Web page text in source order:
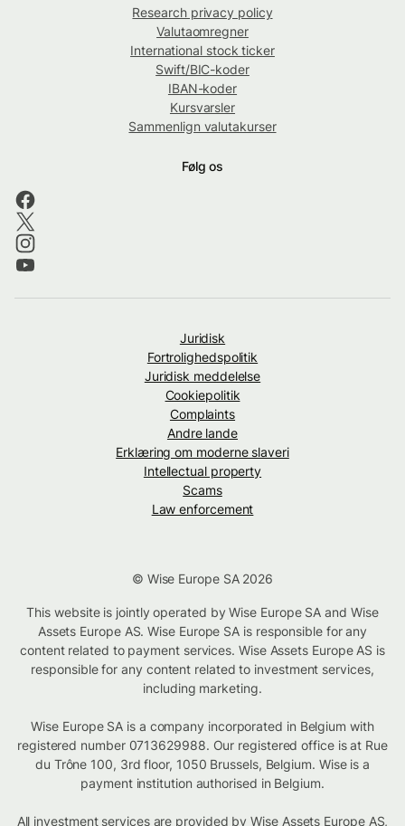
Research privacy policy
Valutaomregner
International stock ticker
Swift/BIC-koder
IBAN-koder
Kursvarsler
Sammenlign valutakurser
Følg os
Juridisk
Fortrolighedspolitik
Juridisk meddelelse
Cookiepolitik
Complaints
Andre lande
Erklæring om moderne slaveri
Intellectual property
Scams
Law enforcement
© Wise Europe SA 2026
This website is jointly operated by Wise Europe SA and Wise
Assets Europe AS. Wise Europe SA is responsible for any
content related to payment services. Wise Assets Europe AS is
responsible for any content related to investment services,
including marketing.
Wise Europe SA is a company incorporated in Belgium with
registered number 0713629988. Our registered office is at Rue
du Trône 100, 3rd floor, 1050 Brussels, Belgium. Wise is a
payment institution authorised in Belgium.
All investment services are provided by Wise Assets Europe AS,